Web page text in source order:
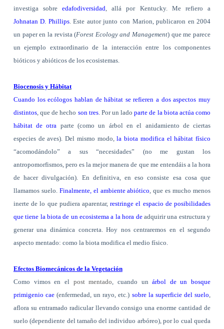
investiga sobre edafodiversidad , allá por Kentucky. Me refiero a
Johnatan D. Phillips. Este autor junto con Marion, publicaron en 2004
un paper en la revista (Forest Ecology and Management) que me parece
un ejemplo extraordinario de la interacción entre los componentes
bióticos y abióticos de los ecosistemas.
Biocenosis y Hábitat
Cuando los ecólogos hablan de hábitat se refieren a dos aspectos muy
distintos, que de hecho son tres. Por un ladoparte de la biota actúa como
hábitat de otra parte (como un árbol en el anidamiento de ciertas
especies de aves). Del mismo modo,la biota modifica el hábitat físico
“acomodándolo” a sus “necesidades” (no me gustan los
antropomorfismos, pero es la mejor manera de que me entendáis a la hora
de hacer divulgación). En definitiva, en eso consiste esa cosa que
llamamos suelo. Finalmente, el ambiente abiótico , que es mucho menos
inerte de lo que pudiera aparentar,restringe el espacio de posibilidades
que tiene la biota de un ecosistema a la hora deadquirir una estructura y
generar una dinámica concreta. Hoy nos centraremos en el segundo
aspecto mentado: como la biota modifica el medio físico.
Efectos Biomecánicos de la Vegetación
Como vimos en el post mentado , cuando unárbol de un bosque
primigenio cae(enfermedad, un rayo, etc.) sobre la superficie del suelo
aflora su entramado radicular llevando consigo una enorme cantidad de
suelo (dependiente del tamaño del individuo arbóreo), por lo cual queda